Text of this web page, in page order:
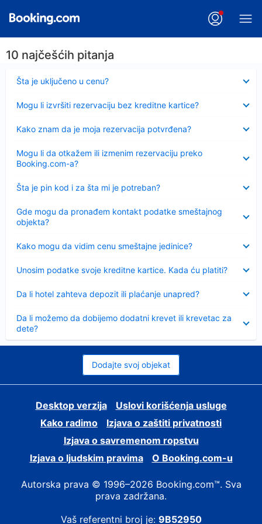
10 najčešćih pitanja
Šta je uključeno u cenu?
Sažeto
Mogu li izvršiti rezervaciju bez kreditne kartice?
Kako znam da je moja rezervacija potvrđena?
Mogu li da otkažem ili izmenim rezervaciju preko
Booking.com-a?
Šta je pin kod i za šta mi je potreban?
Sažeto
Gde mogu da pronađem kontakt podatke smeštajnog
objekta?
Kako mogu da vidim cenu smeštajne jedinice?
Unosim podatke svoje kreditne kartice. Kada ću platiti?
Da li hotel zahteva depozit ili plaćanje unapred?
Da li možemo da dobijemo dodatni krevet ili krevetac za
dete?
Dodajte svoj objekat
Desktop verzija
Uslovi korišćenja usluge
Kako radimo
Izjava o zaštiti privatnosti
Izjava o savremenom ropstvu
Izjava o ljudskim pravima
О Booking.com-u
Autorska prava © 1996–2026 Booking.com™. Sva
prava zadržana.
Vaš referentni broj je: 9B52950